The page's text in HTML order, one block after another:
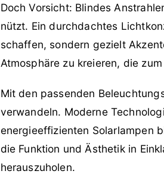
Doch Vorsicht: Blindes
nützt. Ein durchdachtes
schaffen, sondern gezielt
Atmosphäre zu kreieren, die
Mit den passenden
verwandeln. Moderne
energieeffizienten Solarlampen
die Funktion und Ästhetik in
herauszuholen.